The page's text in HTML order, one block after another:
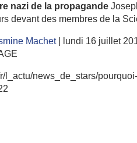
nazi de la propagande
devant des membres de la
Machet| lundi 16 juillet
l_actu/news_de_stars/